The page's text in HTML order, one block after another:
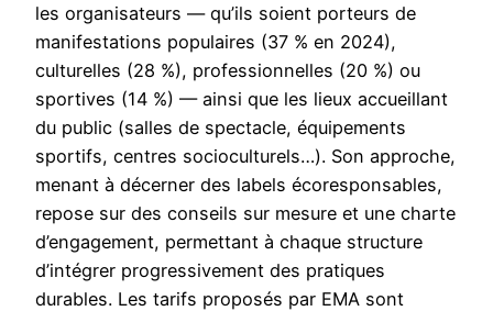
les organisateurs — qu’ils soient porteurs de
manifestations populaires (37 % en 2024),
culturelles (28 %), professionnelles (20 %) ou
sportives (14 %) — ainsi que les lieux accueillant
du public (salles de spectacle, équipements
sportifs, centres socioculturels…). Son approche,
menant à décerner des labels écoresponsables,
repose sur des conseils sur mesure et une charte
d’engagement, permettant à chaque structure
d’intégrer progressivement des pratiques
durables. Les tarifs proposés par EMA sont